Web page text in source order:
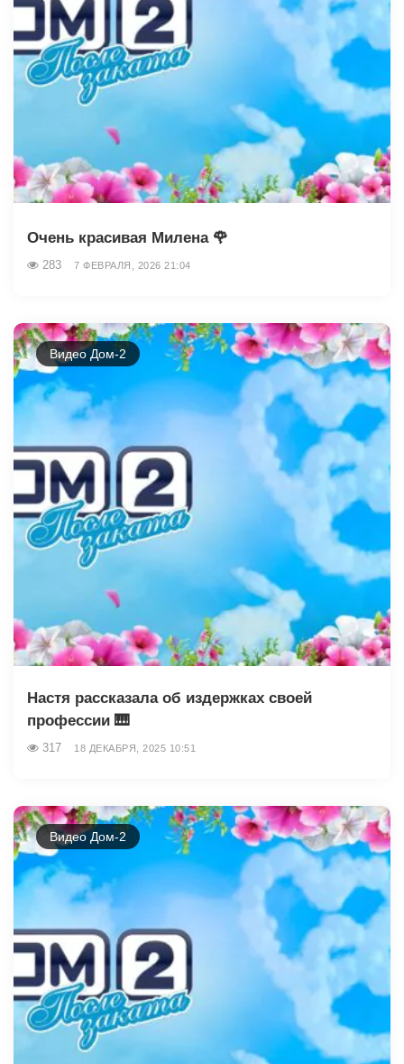
Очень красивая Милена 🌹
283 7 ФЕВРАЛЯ, 2026 21:04
Видео Дом-2
Настя рассказала об издержках своей
профессии 🎹
317 18 ДЕКАБРЯ, 2025 10:51
Видео Дом-2